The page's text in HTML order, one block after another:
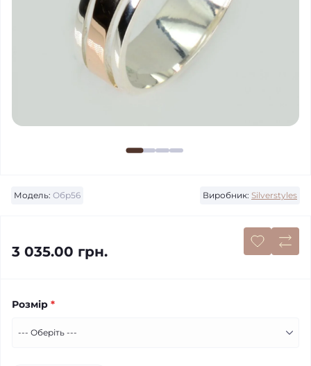
Модель: Обр56 Виробник: Silverstyles
3 035.00 грн.
Розмір *